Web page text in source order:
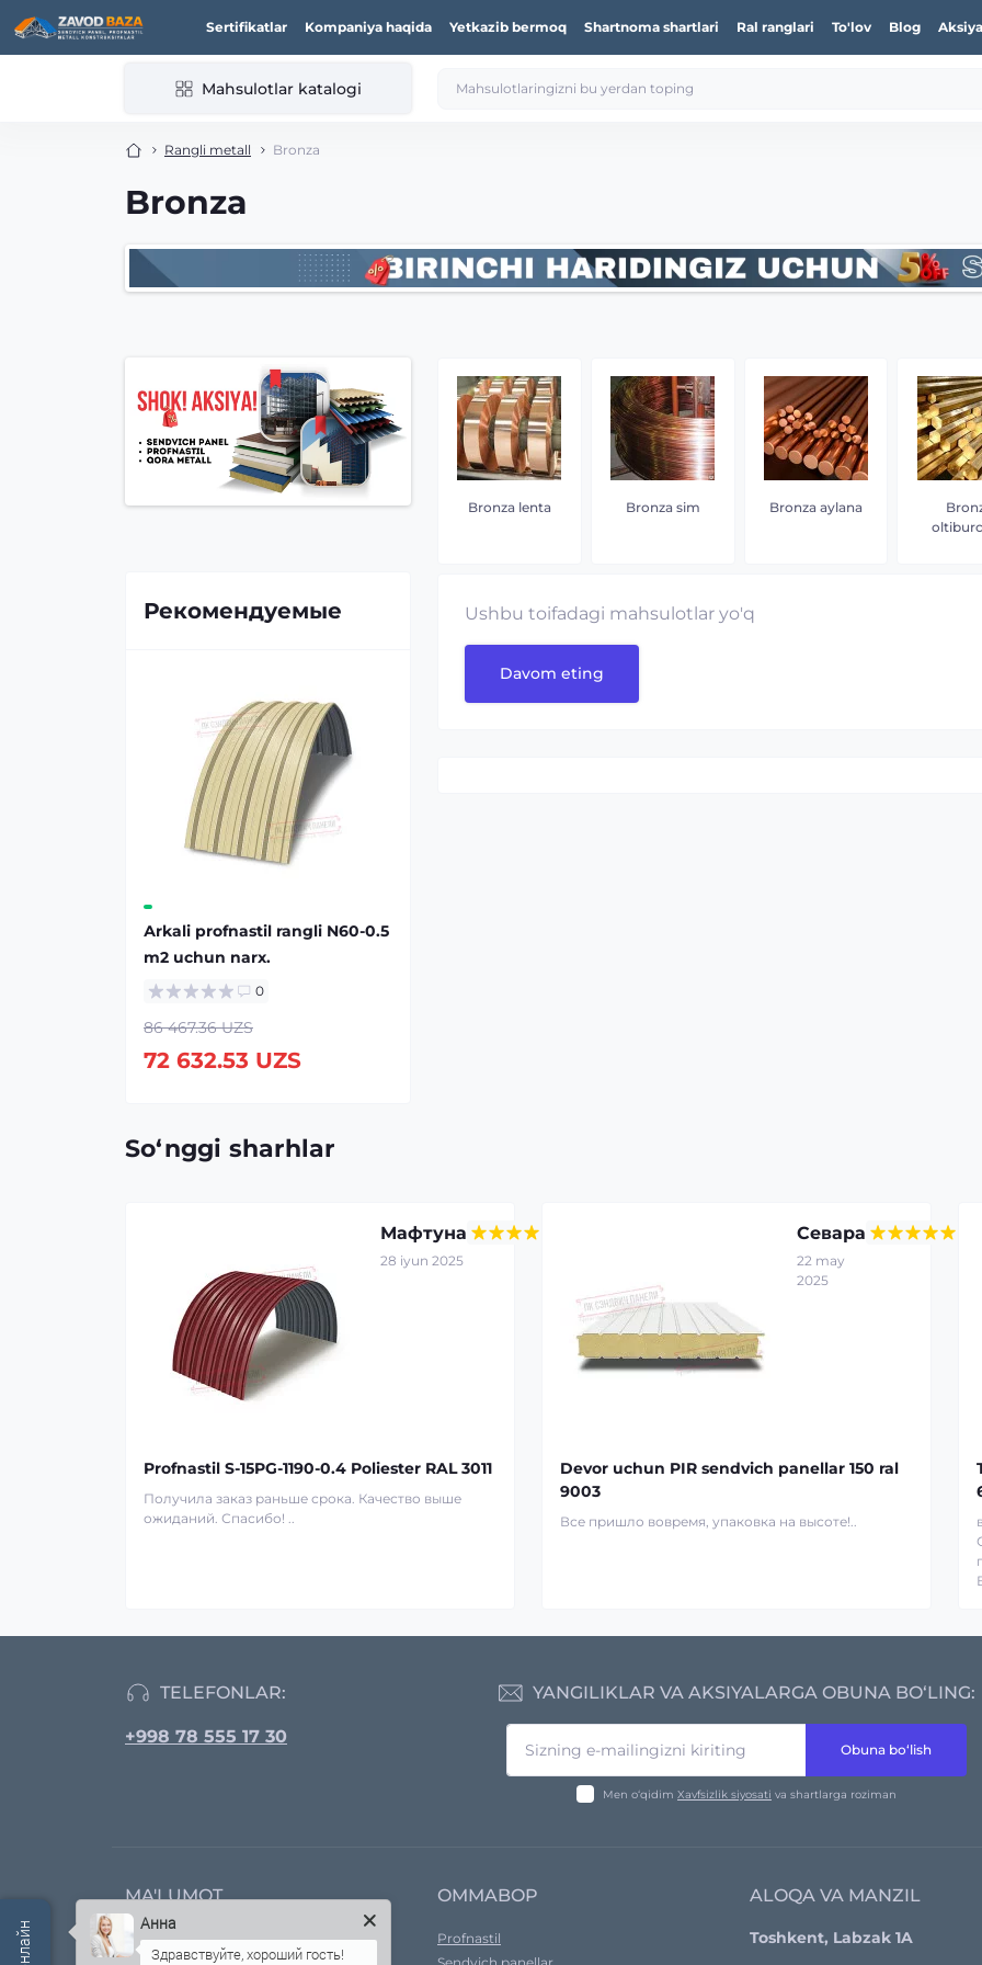
Sertifikatlar Kompaniya haqida Yetkazib bermoq Shartnoma shartlari Ral ranglari To'lov Blog
Mahsulotlar katalogi
Rangli metall Bronza
Bronza
Рекомендуемые
Аrkali profnastil rangli N60-0.5
m2 uchun narx.
0
86 467.36 UZS
72 632.53 UZS
Bronza lenta Bronza sim Bronza aylana
Ushbu toifadagi mahsulotlar yo'q
Davom eting
So‘nggi sharhlar
Мафтуна
28 iyun 2025
Profnastil S-15PG-1190-0.4 Poliester RAL 3011
Получила заказ раньше срока. Качество выше
ожиданий. Спасибо! ..
Севара
22 may
2025
Devor uchun PIR sendvich panellar 150 ral
9003
Все пришло вовремя, упаковка на высоте!..
TELEFONLAR:
+998 78 555 17 30
YANGILIKLAR VA AKSIYALARGA OBUNA BO‘LING:
Obuna bo‘lish
Men o‘qidim Xavfsizlik siyosati va shartlarga roziman
MA'LUMOT
Kompaniya haqida
OMMABOP
Profnastil
ALOQA VA MANZIL
Toshkent, Labzak 1A
Анна